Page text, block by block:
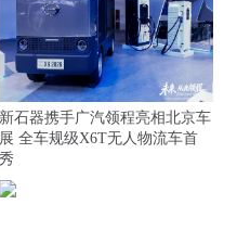
新石器携手广汽领程亮相北京车
展 全车规级X6T无人物流车首
秀